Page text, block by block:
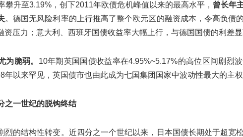
攀升至3.19%，创下2011年欧债危机峰值以来的最高水平， 曾长年
。德国无风险利率的上行推高了整个欧元区的融资成本，令高负债
资压力；意大利、西班牙国债收益率大幅上行，与德国国债的利差显
为脆弱。 10年期英国国债收益率在4.95%~5.17%的高位区间剧烈
年以来罕见，英国债市也由此成为七国集团国家中波动性最大的主权
之一世纪的脱钩终结
烈的结构性转变。近四分之一个世纪以来，日本国债长期处于超宽